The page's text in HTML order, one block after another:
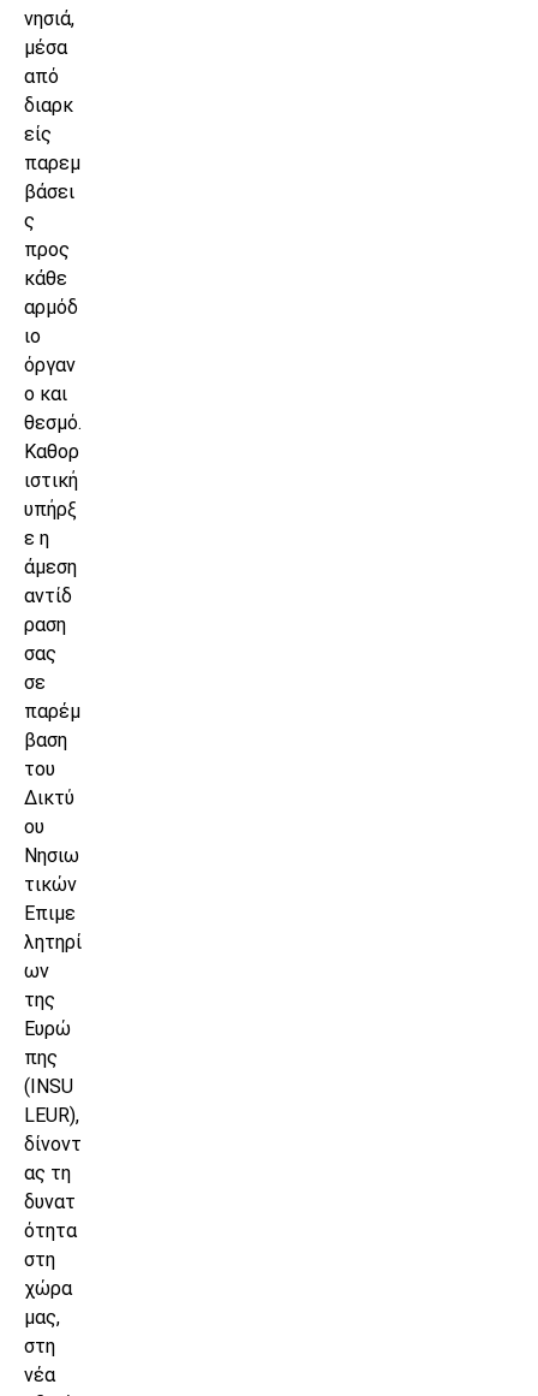
νησιά,
μέσα
από
διαρκ
είς
παρεμ
βάσει
ς
προς
κάθε
αρμόδ
ιο
όργαν
ο και
θεσμό.
Καθορ
ιστική
υπήρξ
ε η
άμεση
αντίδ
ραση
σας
σε
παρέμ
βαση
του
Δικτύ
ου
Νησιω
τικών
Επιμε
λητηρί
ων
της
Ευρώ
πης
(INSU
LEUR),
δίνοντ
ας τη
δυνατ
ότητα
στη
χώρα
μας,
στη
νέα